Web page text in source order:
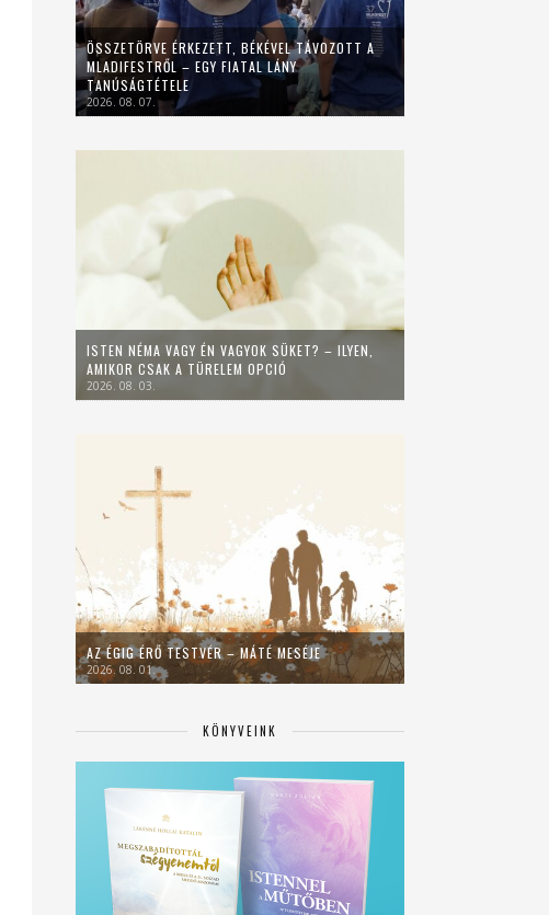
ÖSSZETÖRVE ÉRKEZETT, BÉKÉVEL TÁVOZOTT A
MLADIFESTRŐL – EGY FIATAL LÁNY
TANÚSÁGTÉTELE
2026. 08. 07.
ISTEN NÉMA VAGY ÉN VAGYOK SÜKET? – ILYEN,
AMIKOR CSAK A TÜRELEM OPCIÓ
2026. 08. 03.
AZ ÉGIG ÉRŐ TESTVÉR – MÁTÉ MESÉJE
2026. 08. 01.
KÖNYVEINK